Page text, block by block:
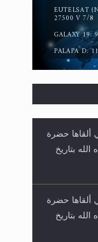
EUTELSAT
27500 V 7/8
GALAXY 19:
PALAPA D:
ألقاها حضرة
الله بتاريخ
ألقاها حضرة
الله بتاريخ